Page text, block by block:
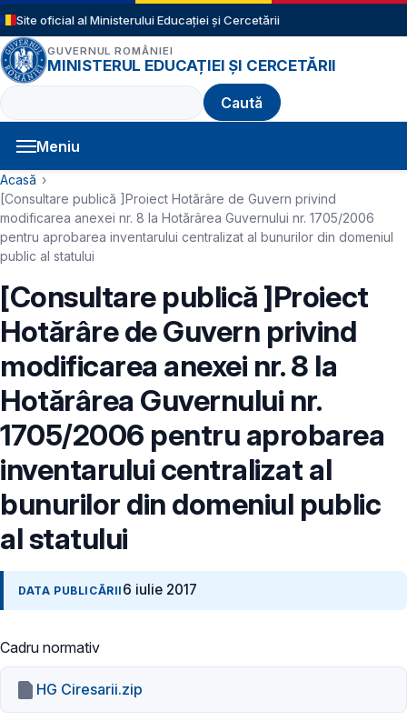
Sari la conținutul principal
Site oficial al Ministerului Educației și Cercetării
GUVERNUL ROMÂNIEI
MINISTERUL EDUCAȚIEI ȘI CERCETĂRII
Caută
Meniu
Navigație principală
Cale de navigare
Acasă
[Consultare publică ]Proiect Hotărâre de Guvern privind
modificarea anexei nr. 8 la Hotărârea Guvernului nr. 1705/2006
pentru aprobarea inventarului centralizat al bunurilor din domeniul
public al statului
[Consultare publică ]Proiect
Hotărâre de Guvern privind
modificarea anexei nr. 8 la
Hotărârea Guvernului nr.
1705/2006 pentru aprobarea
inventarului centralizat al
bunurilor din domeniul public
al statului
DATA PUBLICĂRII 6 iulie 2017
Cadru normativ
HG Ciresarii.zip